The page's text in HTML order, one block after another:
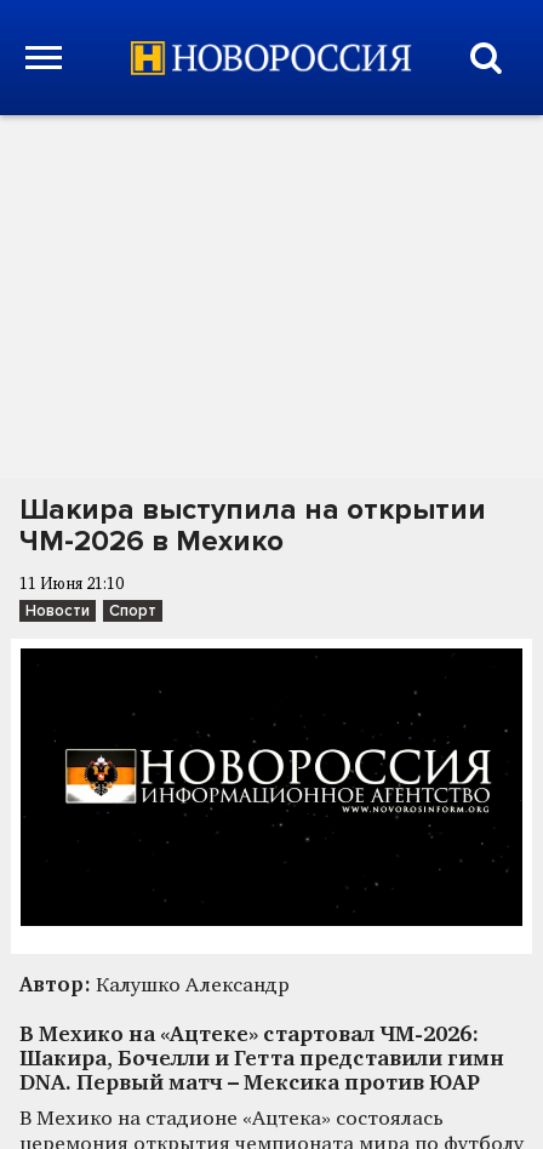
Шакира выступила на открытии
ЧМ-2026 в Мехико
11 Июня 21:10
Новости Спорт
Автор: Калушко Александр
В Мехико на «Ацтеке» стартовал ЧМ-2026:
Шакира, Бочелли и Гетта представили гимн
DNA. Первый матч – Мексика против ЮАР
В Мехико на стадионе «Ацтека» состоялась
церемония открытия чемпионата мира по футболу